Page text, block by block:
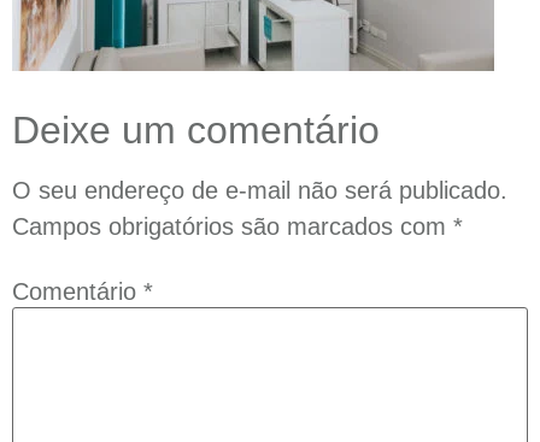
Deixe um comentário
O seu endereço de e-mail não será publicado.
Campos obrigatórios são marcados com *
Comentário *